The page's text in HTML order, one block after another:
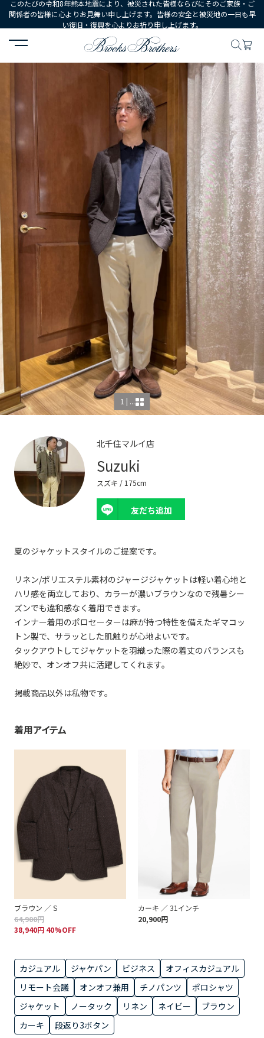
このたびの令和8年熊本地震により、被災された皆様ならびにそのご家族・ご
関係者の皆様に心よりお見舞い申し上げます。皆様の安全と被災地の一日も早
い復旧・復興を心よりお祈り申し上げます。
HOME コーディネート コーディネート詳細
1 | ...
北千住マルイ店
Suzuki
スズキ / 175cm
友だち追加
夏のジャケットスタイルのご提案です。
リネン/ポリエステル素材のジャージジャケットは軽い着心地と
ハリ感を両立しており、カラーが濃いブラウンなので残暑シー
ズンでも違和感なく着用できます。
インナー着用のポロセーターは麻が持つ特性を備えたギマコッ
トン製で、サラッとした肌触りが心地よいです。
タックアウトしてジャケットを羽織った際の着丈のバランスも
絶妙で、オンオフ共に活躍してくれます。
掲載商品以外は私物です。
着用アイテム
ブラウン ／ S
64,900円
38,940円 40%OFF
カーキ ／ 31インチ
20,900円
カジュアル ジャケパン ビジネス
オフィスカジュアル
リモート会議
オンオフ兼用 チノパンツ
ポロシャツ
ジャケット
ノータック リネン ネイビー
ブラウン
カーキ
段返り3ボタン